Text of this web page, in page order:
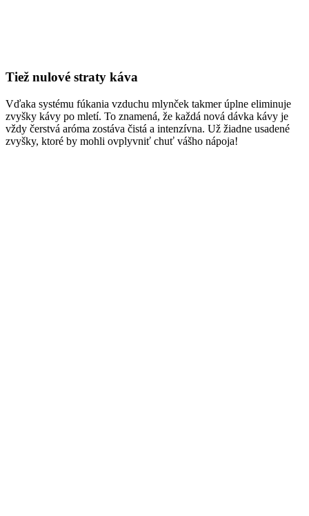
Tiež nulové straty káva
Vďaka systému fúkania vzduchu mlynček takmer úplne eliminuje
zvyšky kávy po mletí. To znamená, že každá nová dávka kávy je
vždy čerstvá aróma zostáva čistá a intenzívna. Už žiadne usadené
zvyšky, ktoré by mohli ovplyvniť chuť vášho nápoja!